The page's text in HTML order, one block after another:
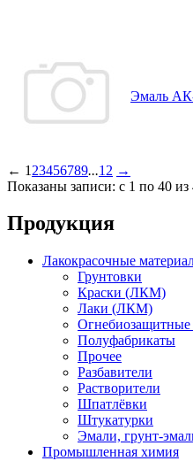
Эмаль
← 1 23456789...12 →
Показаны записи: с 1 по 40 из
Продукция
Лакокрасочные
Грунтовки
Краски (ЛКМ)
Лаки (ЛКМ)
Огнебиозащитные
Полуфабрикаты
Прочее
Разбавители
Растворители
Шпатлёвки
Штукатурки
Эмали, грунт-
Промышленная химия